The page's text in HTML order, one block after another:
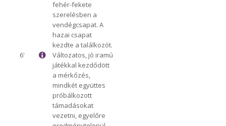
fehér-fekete
szerelésben a
vendégcsapat. A
hazai csapat
kezdte a találkozót.
6'
Változatos, jó iramú
játékkal kezdődött
a mérkőzés,
mindkét együttes
próbálkozott
támadásokat
vezetni, egyelőre